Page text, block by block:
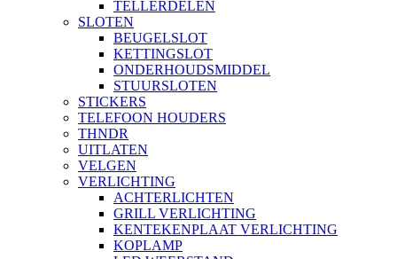
TELLERDELEN
SLOTEN
BEUGELSLOT
KETTINGSLOT
ONDERHOUDSMIDDEL
STUURSLOTEN
STICKERS
TELEFOON HOUDERS
THNDR
UITLATEN
VELGEN
VERLICHTING
ACHTERLICHTEN
GRILL VERLICHTING
KENTEKENPLAAT VERLICHTING
KOPLAMP